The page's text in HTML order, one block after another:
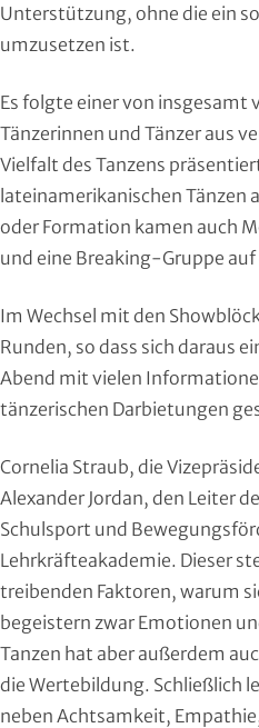
Unterstützung, ohne die ein
umzusetzen ist.
Es folgte einer von insgesamt
Tänzerinnen und Tänzer aus
Vielfalt des Tanzens
lateinamerikanischen Tänzen
oder Formation kamen auch
und eine Breaking-Gruppe auf
Im Wechsel mit den
Runden, so dass sich daraus
Abend mit vielen
tänzerischen Darbietungen
Cornelia Straub, die
Alexander Jordan, den Leiter
Schulsport und
Lehrkräfteakademie. Dieser
treibenden Faktoren, warum
begeistern zwar Emotionen
Tanzen hat aber außerdem
die Wertebildung. Schließlich
neben Achtsamkeit,
Pool-Billard
Rasenkraft- und Tauzieh-
Ringen
Roll- und Inline-Sport
Rudern
Rugby
Schach
Schießsport
Schwimmen
Segeln
Skisport
Sportakrobatik